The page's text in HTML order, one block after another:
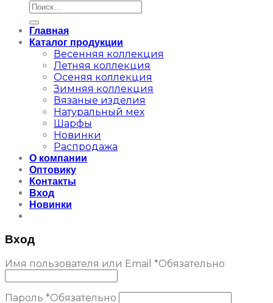
Главная
Каталог продукции
Весенняя коллекция
Летняя коллекция
Осеняя коллекция
Зимняя коллекция
Вязаные изделия
Натуральный мех
Шарфы
Новинки
Распродажа
О компании
Оптовику
Контакты
Вход
Новинки
Вход
Имя пользователя или Email *Обязательно
Пароль *Обязательно